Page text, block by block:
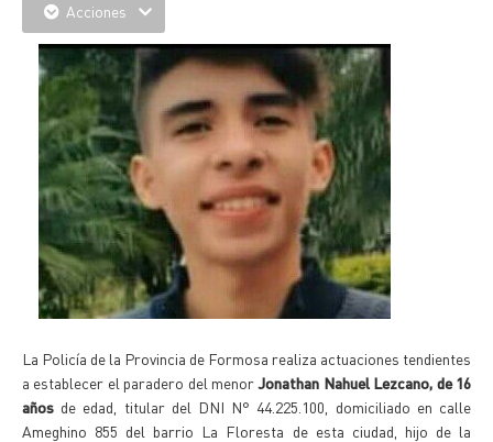
Acciones
La Policía de la Provincia de Formosa realiza actuaciones tendientes
a establecer el paradero del menorJonathan Nahuel Lezcano, de 16
años de edad, titular del DNI N° 44.225.100, domiciliado en calle
Ameghino 855 del barrio La Floresta de esta ciudad, hijo de la